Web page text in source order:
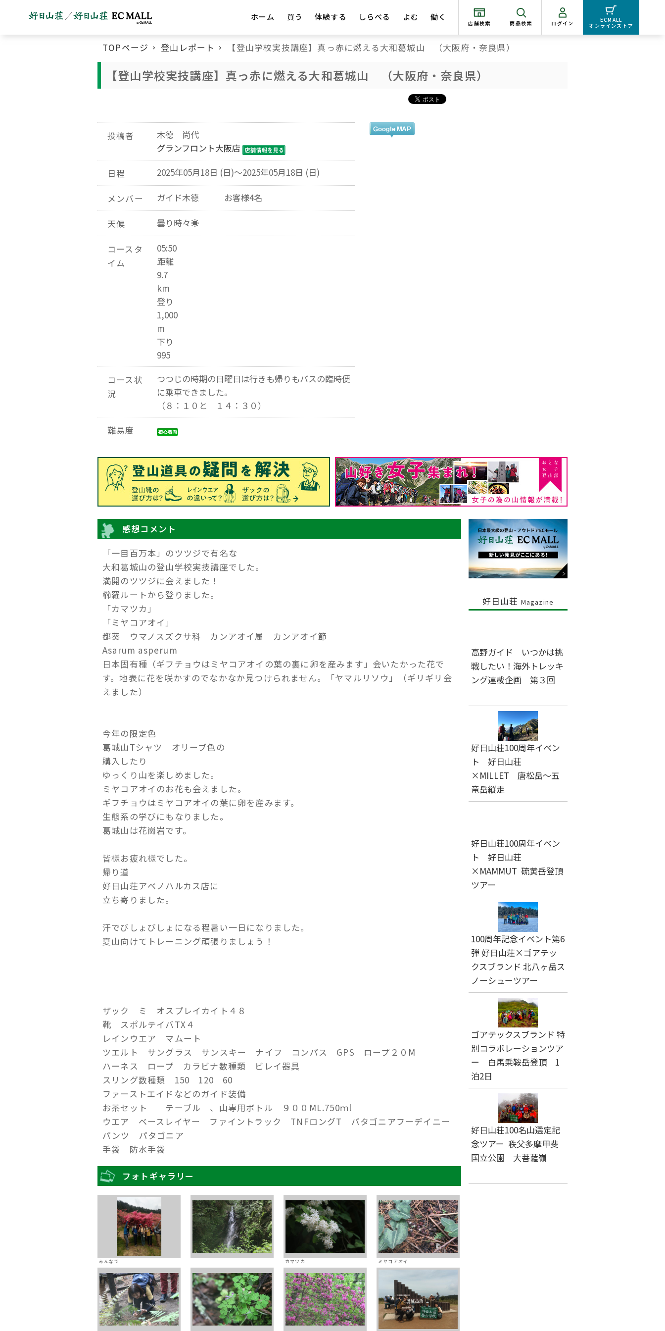
ホーム 買う 体験する しらべる よむ 働く
店舗検索 商品検索 ログイン
ECMALL
オンラインストア
TOPページ 登山レポート 【登山学校実技講座】真っ赤に燃える大和葛城山 （大阪府・奈良県）
【登山学校実技講座】真っ赤に燃える大和葛城山 （大阪府・奈良県）
投稿者
木德 尚代
グランフロント大阪店
日程 2025年05月18日 (日)～2025年05月18日 (日)
メンバー ガイド木德 お客様4名
天候 曇り時々☀
コースタ
イム
05:50
距離
9.7
km
登り
1,000
m
下り
995
コース状
況
つつじの時期の日曜日は行きも帰りもバスの臨時便
に乗車できました。
（８：１０と １４：３０）
難易度
感想コメント
「一目百万本」のツツジで有名な
大和葛城山の登山学校実技講座でした。
満開のツツジに会えました！
櫛羅ルートから登りました。
「カマツカ」
「ミヤコアオイ」
都葵 ウマノスズクサ科 カンアオイ属 カンアオイ節
Asarum asperum
日本固有種（ギフチョウはミヤコアオイの葉の裏に卵を産みます」会いたかった花で
す。地表に花を咲かすのでなかなか見つけられません。「ヤマルリソウ」（ギリギリ会
えました）
今年の限定色
葛城山Tシャツ オリーブ色の
購入したり
ゆっくり山を楽しめました。
ミヤコアオイのお花も会えました。
ギフチョウはミヤコアオイの葉に卵を産みます。
生態系の学びにもなりました。
葛城山は花崗岩です。
皆様お疲れ様でした。
帰り道
好日山荘アベノハルカス店に
立ち寄りました。
汗でびしょびしょになる程暑い一日になりました。
夏山向けてトレーニング頑張りましょう！
ザック ミ オスプレイカイト４８
靴 スポルテイバTX４
レインウエア マムート
ツエルト サングラス サンスキー ナイフ コンパス GPS ロープ２０M
ハーネス ロープ カラビナ数種類 ビレイ器具
スリング数種類 150 120 60
ファーストエイドなどのガイド装備
お茶セット テーブル 、山専用ボトル ９００ML.750ｍl
ウエア ベースレイヤー ファイントラック TNFロングT パタゴニアフーデイニー
パンツ パタゴニア
手袋 防水手袋
フォトギャラリー
みんなで カマツカ ミヤコアオイ
好日山荘 Magazine
高野ガイド いつかは挑
戦したい！海外トレッキ
ング連載企画 第３回
好日山荘100周年イベン
ト 好日山荘
×MILLET 唐松岳～五
竜岳縦走
好日山荘100周年イベン
ト 好日山荘
×MAMMUT 硫黄岳登頂
ツアー
100周年記念イベント第6
弾 好日山荘×ゴアテッ
クスブランド 北八ヶ岳ス
ノーシューツアー
ゴアテックスブランド 特
別コラボレーションツア
ー 白馬乗鞍岳登頂 1
泊2日
好日山荘100名山選定記
念ツアー 秩父多摩甲斐
国立公園 大菩薩嶺